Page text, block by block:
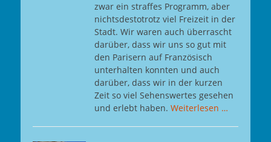
zwar ein straffes Programm, aber
nichtsdestotrotz viel Freizeit in der
Stadt. Wir waren auch überrascht
darüber, dass wir uns so gut mit
den Parisern auf Französisch
unterhalten konnten und auch
darüber, dass wir in der kurzen
Zeit so viel Sehenswertes gesehen
und erlebt haben. Weiterlesen …